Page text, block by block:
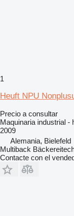
1
Heuft NPU
Precio a consultar
Maquinaria industrial -
2009
Alemania, Bielefeld
Multiback
Contacte con el